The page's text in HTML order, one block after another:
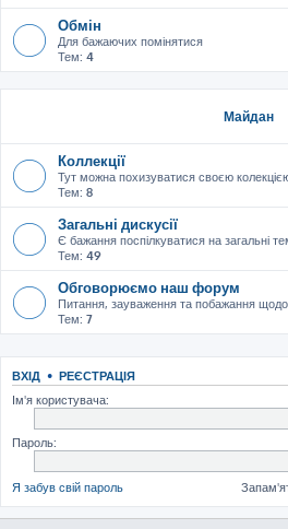
Обмін
Для бажаючих помінятися
Тем: 4
Майдан
Коллекції
Тут можна похизуватися своєю
Тем: 8
Загальні дискусії
Є бажання поспілкуватися на загальні
Тем: 49
Обговорюємо наш форум
Питання, зауваження та побажання
Тем: 7
ВХІД • РЕЄСТРАЦІЯ
Ім'я користувача:
Пароль:
Я забув свій пароль